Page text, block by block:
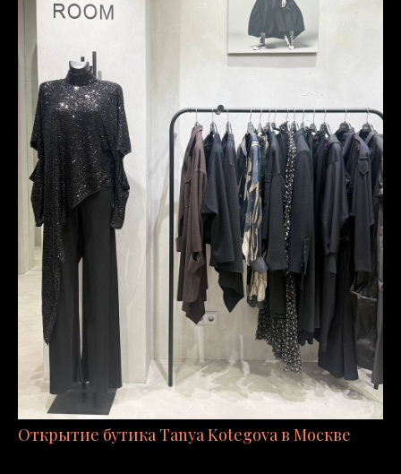
Открытие бутика Tanya Kotegova в Москве